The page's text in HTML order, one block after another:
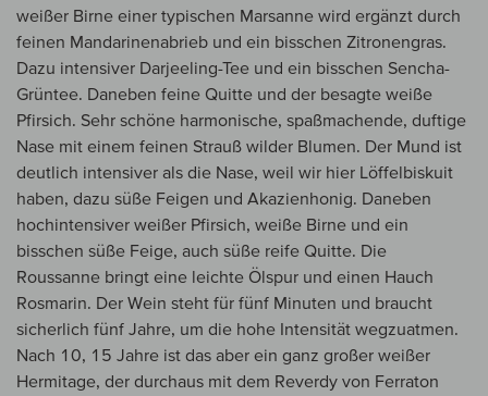
weißer Birne einer typischen Marsanne wird ergänzt durch
feinen Mandarinenabrieb und ein bisschen Zitronengras.
Dazu intensiver Darjeeling-Tee und ein bisschen Sencha-
Grüntee. Daneben feine Quitte und der besagte weiße
Pfirsich. Sehr schöne harmonische, spaßmachende, duftige
Nase mit einem feinen Strauß wilder Blumen. Der Mund ist
deutlich intensiver als die Nase, weil wir hier Löffelbiskuit
haben, dazu süße Feigen und Akazienhonig. Daneben
hochintensiver weißer Pfirsich, weiße Birne und ein
bisschen süße Feige, auch süße reife Quitte. Die
Roussanne bringt eine leichte Ölspur und einen Hauch
Rosmarin. Der Wein steht für fünf Minuten und braucht
sicherlich fünf Jahre, um die hohe Intensität wegzuatmen.
Nach 10, 15 Jahre ist das aber ein ganz großer weißer
Hermitage, der durchaus mit dem Reverdy von Ferraton